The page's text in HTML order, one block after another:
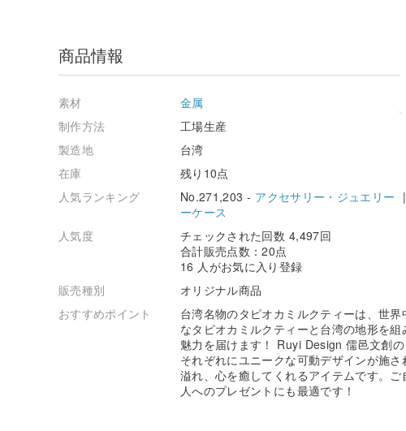
商品情報
素材
金属
制作方法
工場生産
製造地
台湾
在庫
残り10点
人気ランキング
No.271,203 - アクセサリー・ジュエリー
ーケース
人気度
チェックされた回数 4,497回
合計販売点数：20点
16 人がお気に入り登録
販売種別
オリジナル商品
おすすめポイント
台湾名物のタピオカミルクティーは、世
なタピオカミルクティーと台湾の地形を
魅力を届けます！ Ruyi Design 儒邑文創の
それぞれにユニークな可動デザインが施
溢れ、心を癒してくれるアイテムです。
人へのプレゼントにも最適です！